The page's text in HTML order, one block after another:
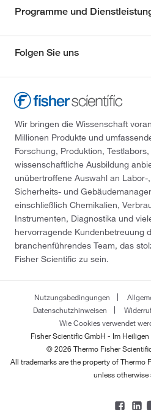
Programme und
Folgen Sie uns
Wir bringen die Wissenschaft
Millionen Produkte und
Forschung, Produktion,
wissenschaftliche Ausbildung
unübertroffene Auswahl an
Sicherheits- und
einschließlich Chemikalien,
Instrumenten, Diagnostika und
hervorragende Kundenbetreuung
branchenführendes Team, das
Fisher Scientific zu sein.
Nutzungsbedingungen
Datenschutzhinweisen
Wie Cookies verwendet
Fisher Scientific GmbH - Im
© 2026 Thermo Fisher
All trademarks are the property of Thermo
unless otherwise